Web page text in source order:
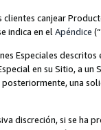
canjear
indica en el Apéndice
Especiales
en su Sitio, a
una
discreción, si se